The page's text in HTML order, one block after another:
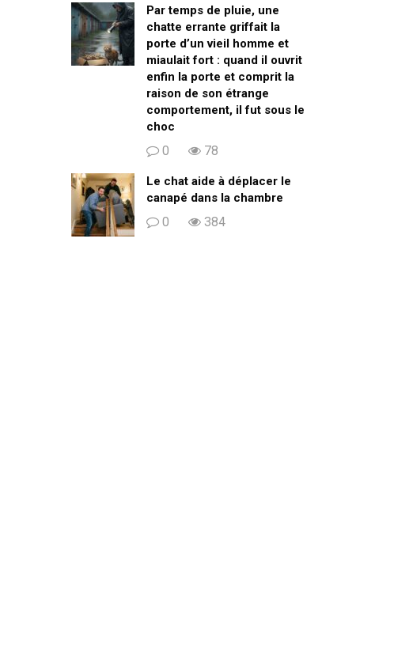
Par temps de pluie, une
chatte errante griffait la
porte d’un vieil homme et
miaulait fort : quand il ouvrit
enfin la porte et comprit la
raison de son étrange
comportement, il fut sous le
choc
0 78
Le chat aide à déplacer le
canapé dans la chambre
0 384